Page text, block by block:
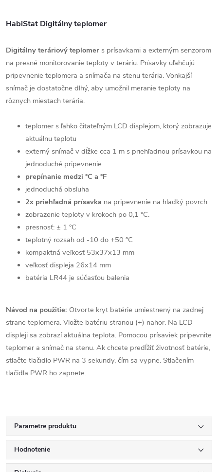
HabiStat Digitálny teplomer
Digitálny teráriový teplomer s prísavkami a externým senzorom
na presné monitorovanie teploty v teráriu. Prísavky uľahčujú
pripevnenie teplomera a snímača na stenu terária. Vonkajší
snímač je dostatočne dlhý, aby umožnil meranie teploty na
rôznych miestach terária.
teplomer s ľahko čitateľným LCD displejom, ktorý zobrazuje
aktuálnu teplotu
externý snímač v dĺžke cca 1 m s priehľadnou prísavkou na
jednoduché pripevnenie
prepínanie medzi °C a °F
jednoduchá obsluha
2x priehľadná prísavka na pripevnenie na hladký povrch
zobrazenie teploty v krokoch po 0,1 °C.
presnosť: ± 1 °C
teplotný rozsah od -10 do +50 °C
kompaktná veľkosť 53x37x13 mm
veľkosť displeja 26x14 mm
batéria LR44 je súčasťou balenia
Návod na použitie: Otvorte kryt batérie umiestnený na zadnej
strane teplomera. Vložte batériu stranou (+) nahor. Na LCD
displeji sa zobrazí aktuálna teplota. Pomocou prísaviek pripevnite
teplomer a snímač na stenu. Ak chcete predĺžiť životnosť batérie,
stlačte tlačidlo PWR na 3 sekundy, čím sa vypne. Stlačením
tlačidla PWR ho zapnete.
Parametre produktu
Hodnotenie